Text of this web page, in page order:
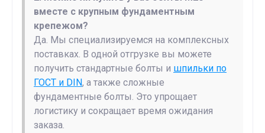
вместе с крупным фундаментным
крепежом?
Да. Мы специализируемся на комплексных
поставках. В одной отгрузке вы можете
получить стандартные болты и шпильки по
ГОСТ и DIN, а также сложные
фундаментные болты. Это упрощает
логистику и сокращает время ожидания
заказа.